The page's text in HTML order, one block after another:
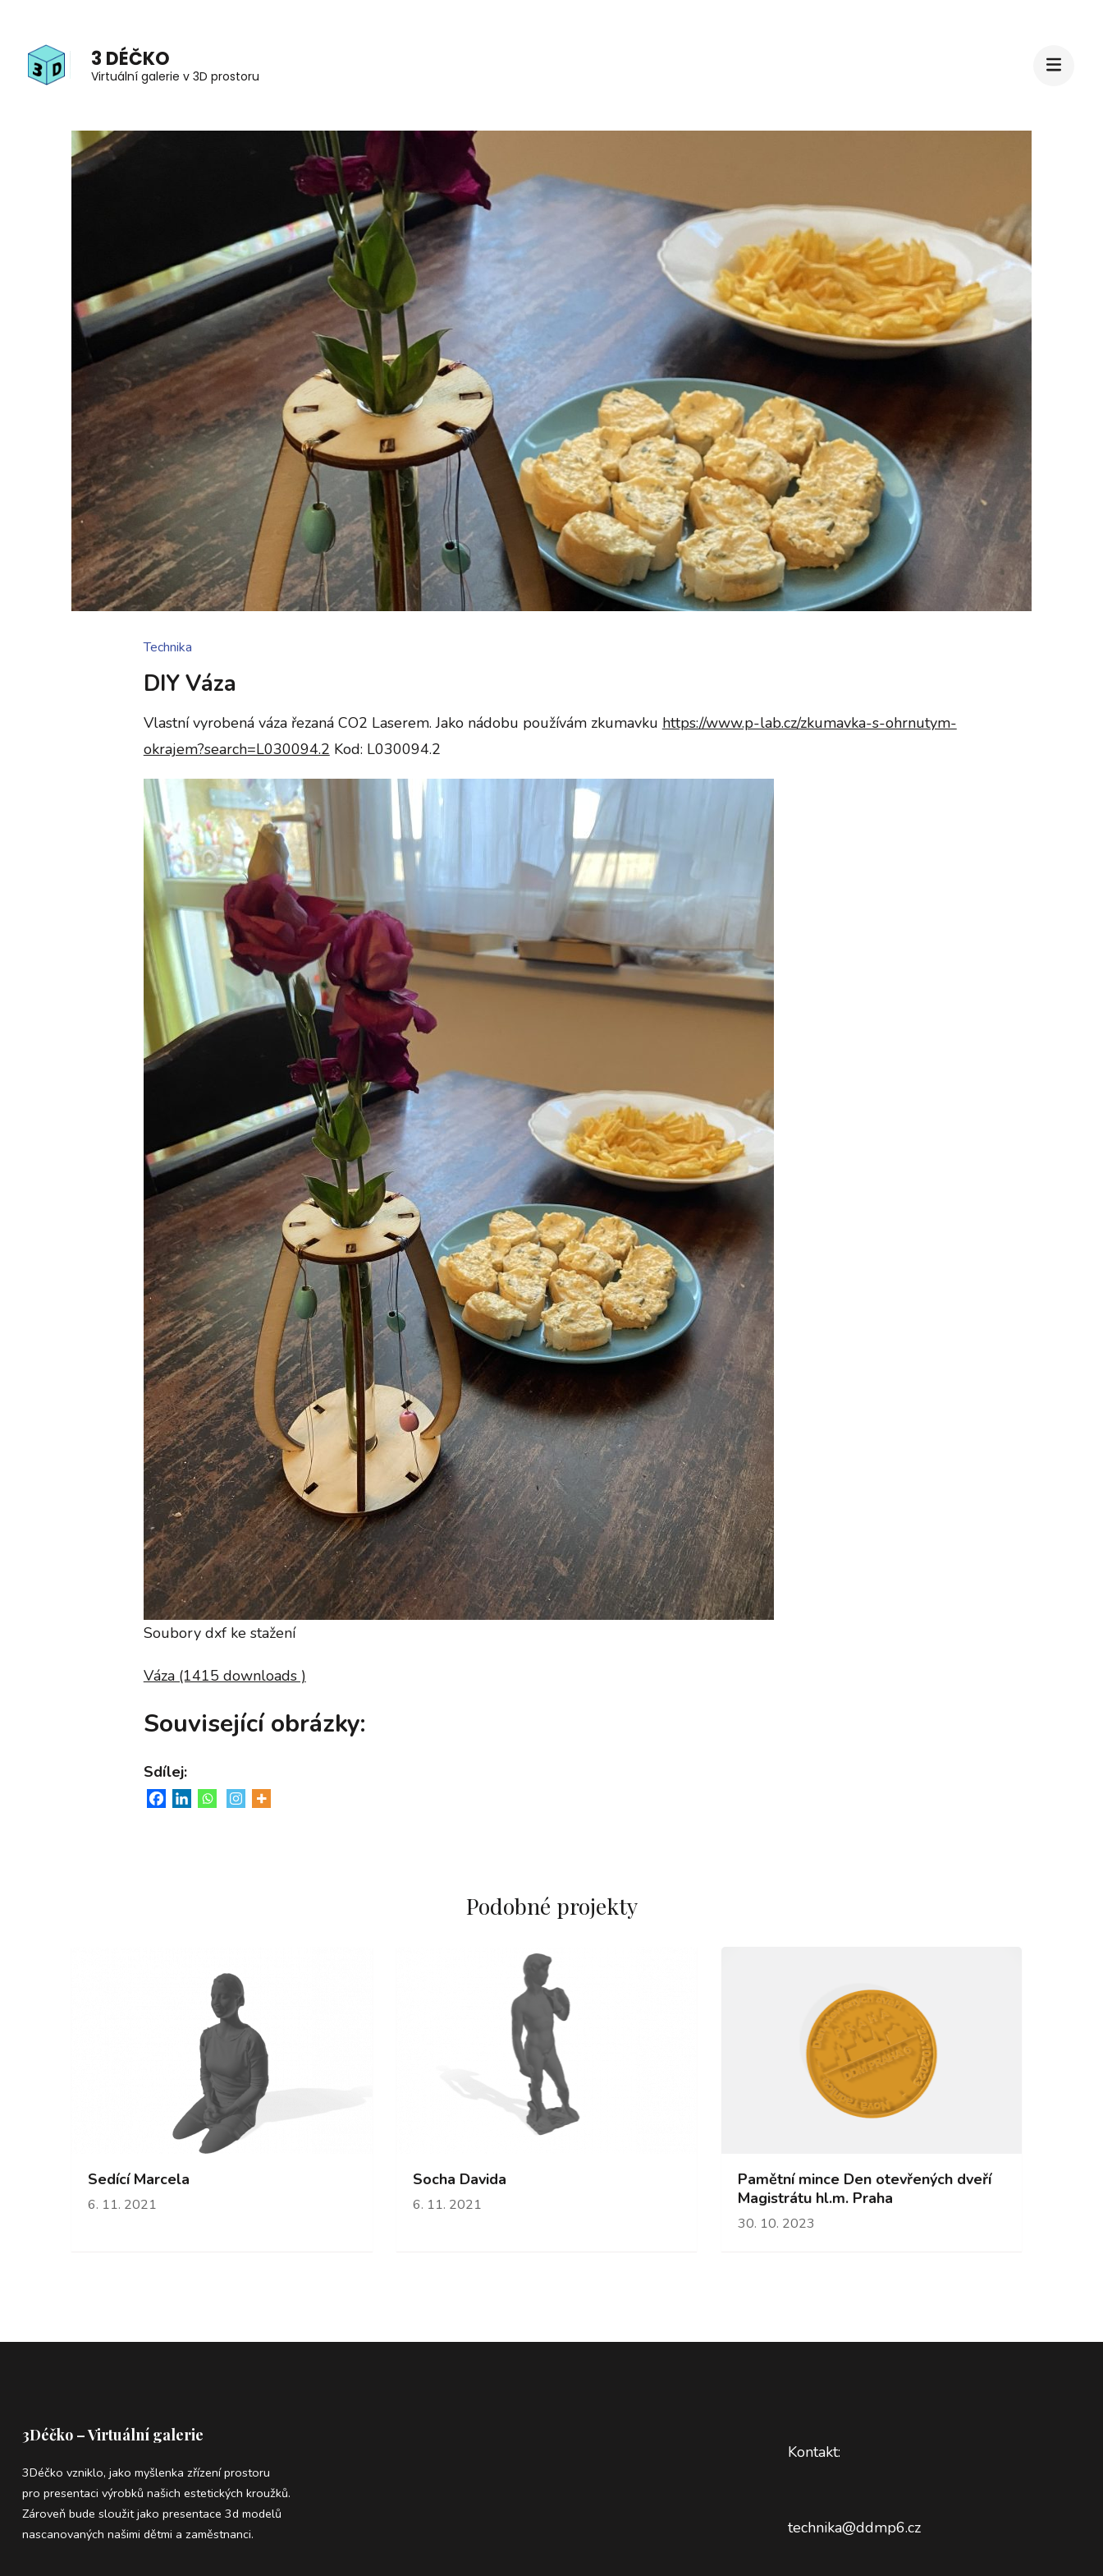
obsah
(stiskněte
3 DÉČKO
Virtuální galerie v 3D prostoru
Technika
DIY Váza
Vlastní vyrobená váza řezaná CO2 Laserem. Jako nádobu používám zkumavku https://www.p-lab.cz/zkumavka-s-ohrnutym-
okrajem?search=L030094.2 Kod: L030094.2
Soubory dxf ke stažení
Váza (1415 downloads )
Související obrázky:
Sdílej:
Podobné projekty
Sedící Marcela
6. 11. 2021
Socha Davida
6. 11. 2021
Pamětní mince Den otevřených dveří
Magistrátu hl.m. Praha
30. 10. 2023
3Déčko – Virtuální galerie
3Déčko vzniklo, jako myšlenka zřízení prostoru
pro presentaci výrobků našich estetických kroužků.
Zároveň bude sloužit jako presentace 3d modelů
nascanovaných našimi dětmi a zaměstnanci.
Kontakt:
technika@ddmp6.cz